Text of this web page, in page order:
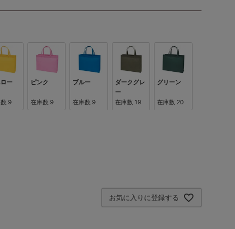
ー
9
ピンク
在庫数 9
ブルー
在庫数 9
ダークグレ
ー
在庫数 19
グリーン
在庫数 20
お気に入りに登録する